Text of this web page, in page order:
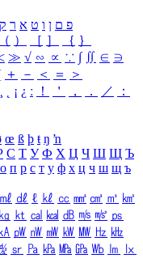
פ ם ן ו ט א ר ק
（ ） ［ ］ ｛ ｝
≫ √ ∽ ∝ ∵ ∫ ∬ ∈ ∋
＋ － ＜ ＝
＞
¸ ¡ ¿ ː ！ ＇ ， ． ／
：
œ ß þ ŧ ŋ ŉ
С Т У Ф Х Ц Ч Ш Щ Ъ
о п р с т у ф х ц ч ш щ ъ
㎖ ㎗ ℓ ㎘ ㏄ ㎣ ㎤ ㎥ ㎦
㎏ ㏏ ㎈ ㎉ ㏈ ㎧ ㎨ ㎰
㎄ ㎺ ㎻ ㎽ ㎾ ㎿ ㎐ ㎑
㏛ ㎩ ㎪ ㎫ ㎬ ㏝ ㏐
㏓